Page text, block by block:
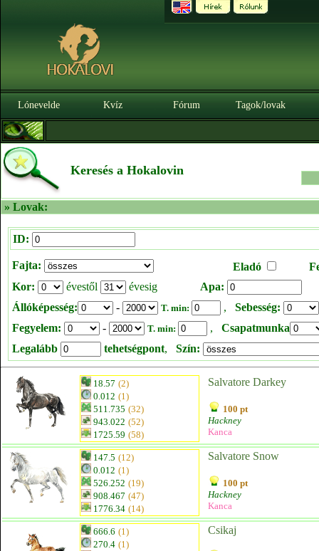
Lónevelde Kvíz Fórum Tagok/lovak
Keresés a Hokalovin
» Lovak:
ID:
Fajta: Eladó
Kor:
évestől évesig
Apa:
Állóképesség:
- T. min: , Sebesség:
Fegyelem:
- T. min: , Csapatmunka
Legalább
tehetségpont, Szín:
18.57 (2)
0.012 (1)
511.735 (32)
943.022 (52)
1725.59 (58)
Salvatore Darkey
100 pt
Hackney
Kanca
147.5 (12)
0.012 (1)
526.252 (19)
908.467 (47)
1776.34 (14)
Salvatore Snow
100 pt
Hackney
Kanca
666.6 (1)
270.4 (1)
Csikaj